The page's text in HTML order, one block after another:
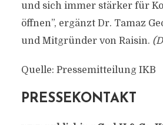
und sich immer stärker für
öffnen”, ergänzt Dr. Tamaz
und Mitgründer von Raisin.
Quelle: Pressemitteilung IKB
PRESSEKONTAKT